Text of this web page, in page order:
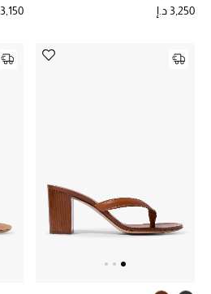
3,250 د.إ 3,150 د.إ